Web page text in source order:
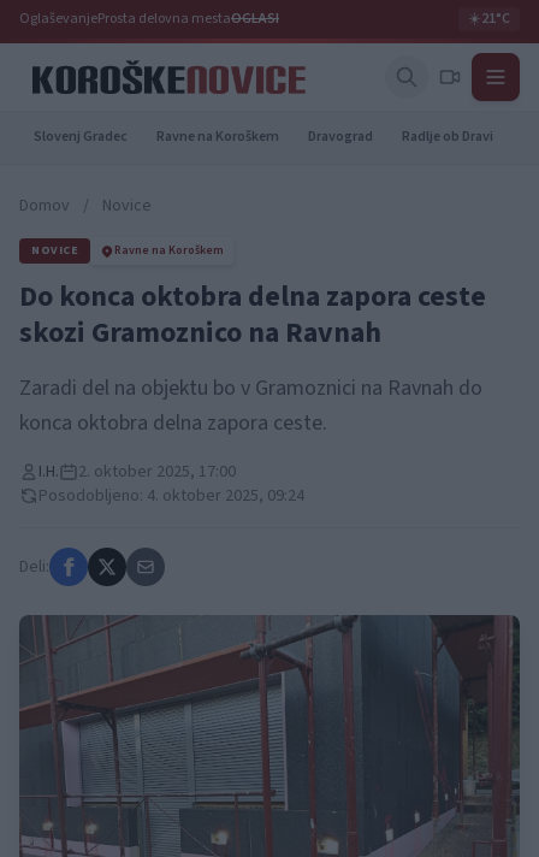
OglaševanjeProsta delovna mestaOGLASI ☀️21°C
Slovenj Gradec Ravne na Koroškem Dravograd Radlje ob Dravi
Domov / Novice
NOVICE Ravne na Koroškem
Do konca oktobra delna zapora ceste
skozi Gramoznico na Ravnah
Zaradi del na objektu bo v Gramoznici na Ravnah do
konca oktobra delna zapora ceste.
I.H.
2. oktober 2025, 17:00
Posodobljeno: 4. oktober 2025, 09:24
Deli: